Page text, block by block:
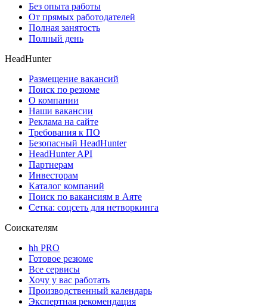
Без опыта работы
От прямых работодателей
Полная занятость
Полный день
HeadHunter
Размещение вакансий
Поиск по резюме
О компании
Наши вакансии
Реклама на сайте
Требования к ПО
Безопасный HeadHunter
HeadHunter API
Партнерам
Инвесторам
Каталог компаний
Поиск по вакансиям в Аяте
Сетка: соцсеть для нетворкинга
Соискателям
hh PRO
Готовое резюме
Все сервисы
Хочу у вас работать
Производственный календарь
Экспертная рекомендация